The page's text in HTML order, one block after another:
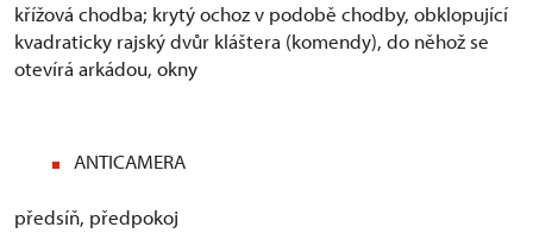
křížová chodba; krytý ochoz v podobě chodby, obklopující
kvadraticky rajský dvůr kláštera (komendy), do něhož se
otevírá arkádou, okny
ANTICAMERA
předsíň, předpokoj